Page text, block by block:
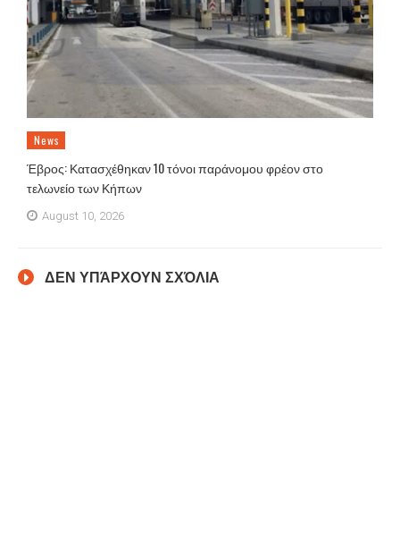
News
Έβρος: Κατασχέθηκαν 10 τόνοι παράνομου φρέον στο
τελωνείο των Κήπων
August 10, 2026
ΔΕΝ ΥΠΆΡΧΟΥΝ ΣΧΌΛΙΑ